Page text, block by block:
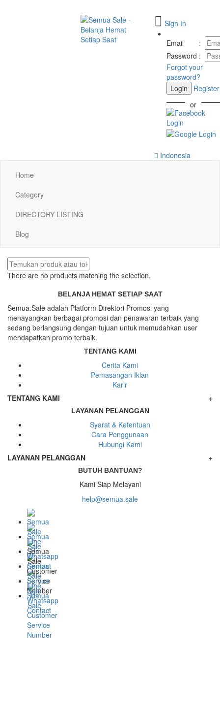
Sign In
Email
:
Password :
Forgot your
password?
Login
Register
or
Indonesia
Home
Category
DIRECTORY LISTING
Blog
There are no products matching the selection.
BELANJA HEMAT SETIAP SAAT
Semua.Sale adalah Platform Direktori Promosi yang
menayangkan berbagai promosi dan penawaran terbaik yang
sedang berlangsung dengan tujuan untuk memudahkan user
mendapatkan promo terbaik.
TENTANG KAMI
Cerita Kami
Pemasangan Iklan
Karir
TENTANG KAMI
+
LAYANAN PELANGGAN
Syarat & Ketentuan
Cara Penggunaan
Hubungi Kami
LAYANAN PELANGGAN
+
BUTUH BANTUAN?
Kami Siap Melayani
help@semua.sale